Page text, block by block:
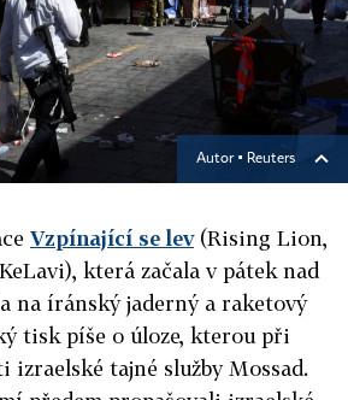
Autor ▪ Reuters
Vzpínající se lev(Rising Lion,
která začala v pátek nad
na íránský jaderný a raketový
tisk píše o úloze, kterou při
izraelské tajné služby Mossad.